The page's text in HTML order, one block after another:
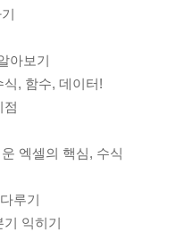
아보기
, 함수, 데이터!
점
엑셀의 핵심, 수식
루기
익히기